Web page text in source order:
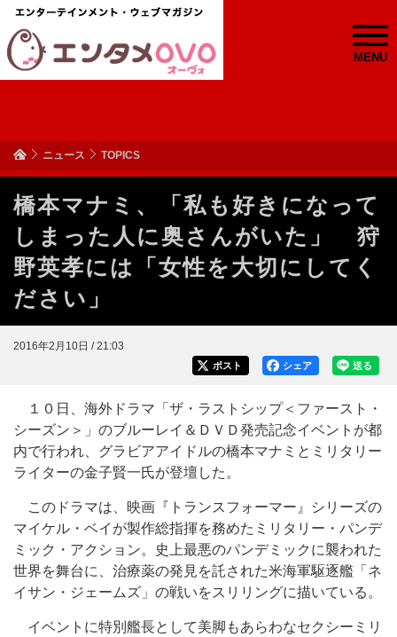
MENU
ニュース TOPICS
橋本マナミ、「私も好きになって
しまった人に奥さんがいた」 狩
野英孝には「女性を大切にしてく
ださい」
2016年2月10日 / 21:03
送る
シェア
ポスト
１０日、海外ドラマ「ザ・ラストシップ＜ファースト・
シーズン＞」のブルーレイ＆ＤＶＤ発売記念イベントが都
内で行われ、グラビアアイドルの橋本マナミとミリタリー
ライターの金子賢一氏が登壇した。
このドラマは、映画『トランスフォーマー』シリーズの
マイケル・ベイが製作総指揮を務めたミリタリー・パンデ
ミック・アクション。史上最悪のパンデミックに襲われた
世界を舞台に、治療薬の発見を託された米海軍駆逐艦「ネ
イサン・ジェームズ」の戦いをスリリングに描いている。
イベントに特別艦長として美脚もあらわなセクシーミリ